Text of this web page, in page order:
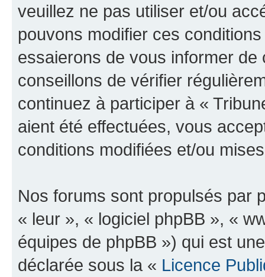
veuillez ne pas utiliser et/ou
pouvons modifier ces
essaierons de vous informer
conseillons de vérifier
continuez à participer à «
aient été effectuées, vous
conditions modifiées et/ou
Nos forums sont propulsés par
« leur », « logiciel phpBB », «
équipes de phpBB ») qui est
déclarée sous la « Licence